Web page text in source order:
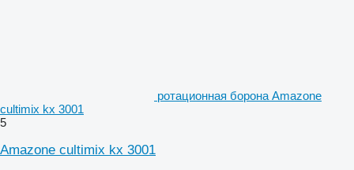
ротационная борона Amazone
cultimix kx 3001
5
Amazone cultimix kx 3001